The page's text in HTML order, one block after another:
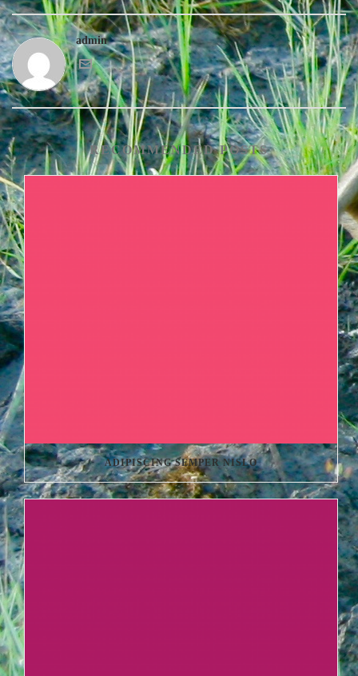
admin
RECOMMENDED POSTS
ADIPISCING SEMPER NISLO